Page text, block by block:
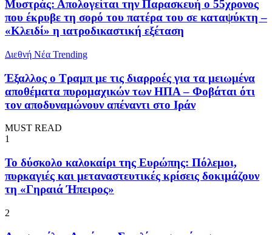
Μυστράς: Απολογείται την Παρασκευή ο 55χρονος
που έκρυβε τη σορό του πατέρα του σε καταψύκτη –
«Κλειδί» η ιατροδικαστική εξέταση
Διεθνή Νέα Trending
Έξαλλος ο Τραμπ με τις διαρροές για τα μειωμένα
αποθέματα πυρομαχικών των ΗΠΑ – Φοβάται ότι
τον αποδυναμώνουν απέναντι στο Ιράν
MUST READ
1
To δύσκολο καλοκαίρι της Ευρώπης: Πόλεμοι,
πυρκαγιές και μεταναστευτικές κρίσεις δοκιμάζουν
τη «Γηραιά Ήπειρος»
2